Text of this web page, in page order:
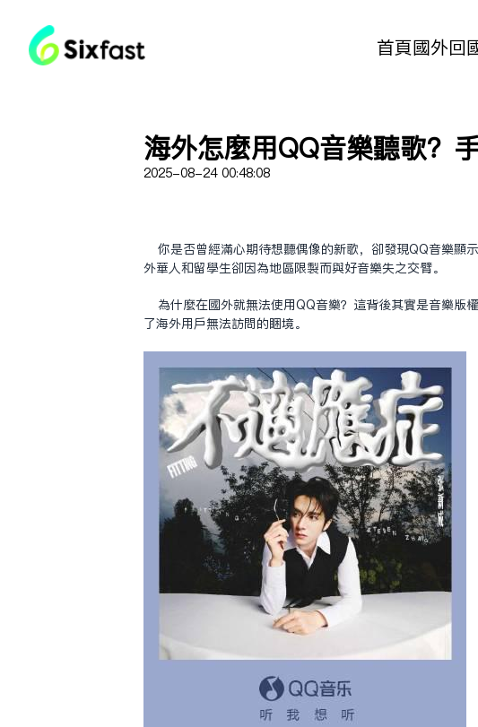
首頁國外回
海外怎麼用QQ音樂聽歌？
2025-08-24 00:48:08
你是否曾經滿心期待想聽偶像的新歌，卻發現QQ音樂顯
外華人和留學生卻因為地區限制而與好音樂失之交臂。
為什麼在國外就無法使用QQ音樂？這背後其實是音樂版
了海外用戶無法訪問的困境。